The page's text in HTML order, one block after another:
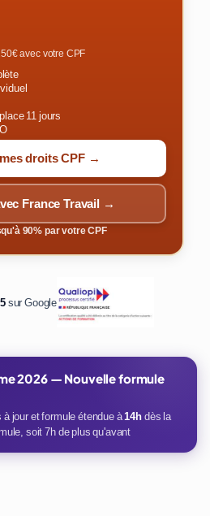
avec votre CPF
11 jours
droits CPF →
France Travail →
90% par votre CPF
sur Google
2026 — Nouvelle formule
à jour et formule étendue à14hdès la
soit 7h de plus qu'avant